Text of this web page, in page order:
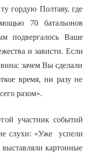
гордую Полтаву, где
70 батальонов
подвергалось Ваше
и зависти. Если
зачем Вы сделали
время, ни разу не
разом».
участник событий
слухи: «Уже успели
картонные